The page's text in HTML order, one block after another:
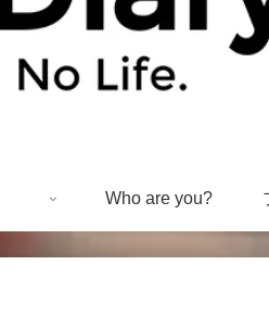
Who are you?